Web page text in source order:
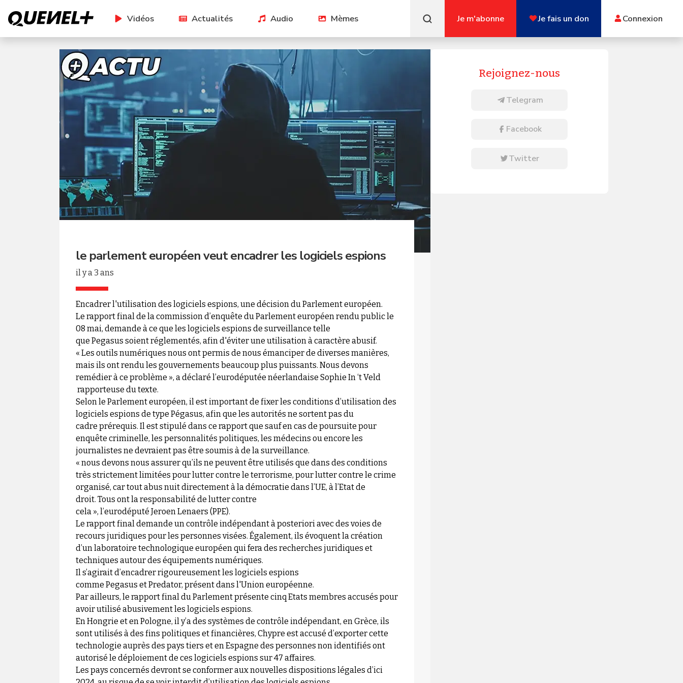
Vidéos Actualités Audio Mèmes Je m'abonne Je fais un don Connexion
le parlement européen veut encadrer les logiciels espions
il y a 3 ans
Encadrer l'utilisation des logiciels espions, une décision du Parlement européen.
Le rapport final de la commission d’enquête du Parlement européen rendu public le
08 mai, demande à ce que les logiciels espions de surveillance telle
que Pegasus soient réglementés, afin d'éviter une utilisation à caractère abusif.
« Les outils numériques nous ont permis de nous émanciper de diverses manières,
mais ils ont rendu les gouvernements beaucoup plus puissants. Nous devons
remédier à ce problème », a déclaré l’eurodéputée néerlandaise Sophie In ‘t Veld
rapporteuse du texte.
Selon le Parlement européen, il est important de fixer les conditions d’utilisation des
logiciels espions de type Pégasus, afin que les autorités ne sortent pas du
cadre prérequis. Il est stipulé dans ce rapport que sauf en cas de poursuite pour
enquête criminelle, les personnalités politiques, les médecins ou encore les
journalistes ne devraient pas être soumis à de la surveillance.
« nous devons nous assurer qu’ils ne peuvent être utilisés que dans des conditions
très strictement limitées pour lutter contre le terrorisme, pour lutter contre le crime
organisé, car tout abus nuit directement à la démocratie dans l’UE, à l’Etat de
droit. Tous ont la responsabilité de lutter contre
cela », l’eurodéputé Jeroen Lenaers (PPE).
Le rapport final demande un contrôle indépendant à posteriori avec des voies de
recours juridiques pour les personnes visées. Également, ils évoquent la création
d’un laboratoire technologique européen qui fera des recherches juridiques et
techniques autour des équipements numériques.
Il s’agirait d’encadrer rigoureusement les logiciels espions
comme Pegasus et Predator, présent dans l'Union européenne.
Par ailleurs, le rapport final du Parlement présente cinq Etats membres accusés pour
avoir utilisé abusivement les logiciels espions.
En Hongrie et en Pologne, il y’a des systèmes de contrôle indépendant, en Grèce, ils
sont utilisés à des fins politiques et financières, Chypre est accusé d’exporter cette
technologie auprès des pays tiers et en Espagne des personnes non identifiés ont
autorisé le déploiement de ces logiciels espions sur 47 affaires.
Les pays concernés devront se conformer aux nouvelles dispositions légales d’ici
Rejoignez-nous
Telegram
Facebook
Twitter